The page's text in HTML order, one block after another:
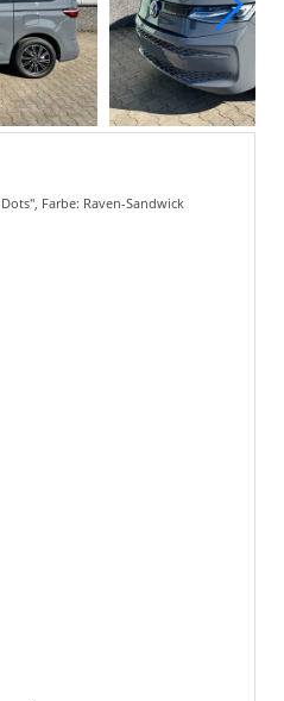
Farbe: Raven-Sandwick